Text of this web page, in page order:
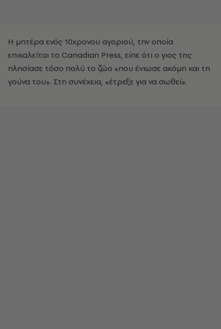
Η μητέρα ενός 10χρονου αγοριού, την οποία
επικαλείται το Canadian Press, είπε ότι ο γιος της
πλησίασε τόσο πολύ το ζώο «που ένιωσε ακόμη και τη
γούνα του». Στη συνέχεια, «έτρεξε για να σωθεί».